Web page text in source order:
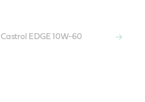
Castrol EDGE 10W-60